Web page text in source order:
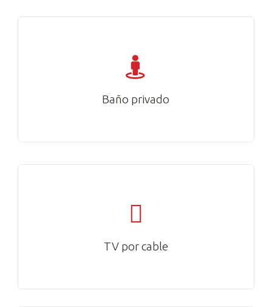
Baño privado
TV por cable